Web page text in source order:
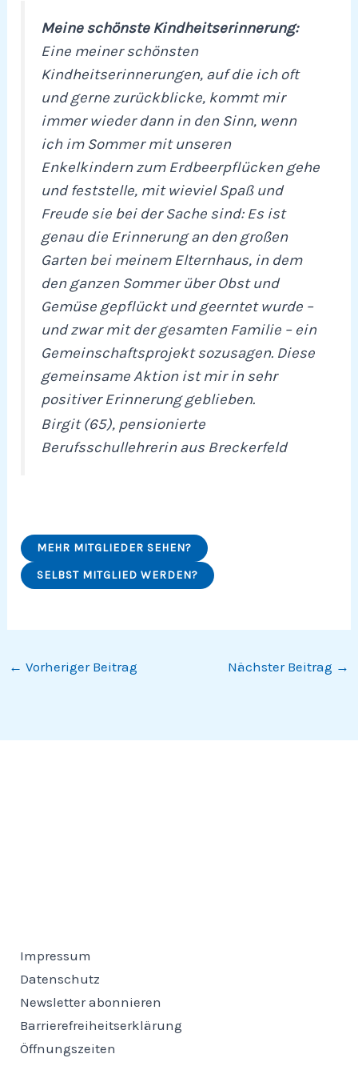
Meine schönste Kindheitserinnerung:
Eine meiner schönsten
Kindheitserinnerungen, auf die ich oft
und gerne zurückblicke, kommt mir
immer wieder dann in den Sinn, wenn
ich im Sommer mit unseren
Enkelkindern zum Erdbeerpflücken gehe
und feststelle, mit wieviel Spaß und
Freude sie bei der Sache sind: Es ist
genau die Erinnerung an den großen
Garten bei meinem Elternhaus, in dem
den ganzen Sommer über Obst und
Gemüse gepflückt und geerntet wurde –
und zwar mit der gesamten Familie – ein
Gemeinschaftsprojekt sozusagen. Diese
gemeinsame Aktion ist mir in sehr
positiver Erinnerung geblieben.
Birgit (65), pensionierte
Berufsschullehrerin aus Breckerfeld
MEHR MITGLIEDER SEHEN?
SELBST MITGLIED WERDEN?
← Vorheriger Beitrag Nächster Beitrag →
Impressum
Datenschutz
Newsletter abonnieren
Barrierefreiheitserklärung
Öffnungszeiten